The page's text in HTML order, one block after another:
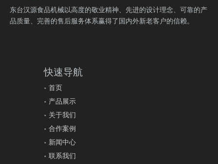
东台汉源食品机械以高度的敬业精神、先进的设计理念、可靠的产
品质量、完善的售后服务体系赢得了国内外新老客户的信赖。
快速导航
首页
产品展示
关于我们
合作案例
新闻中心
联系我们